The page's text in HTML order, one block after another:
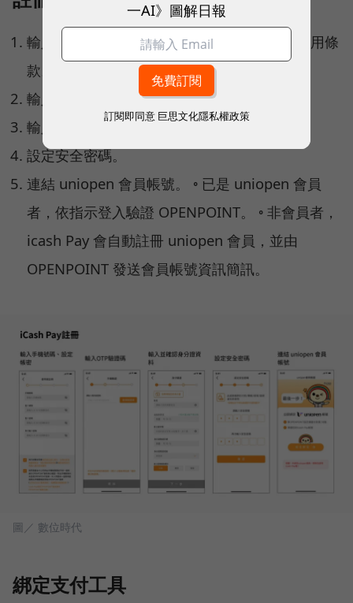
輸入手機號碼，設定帳號及密碼，勾選服務使用條
款。
輸入 OTP 驗證碼（系統自動發送至手機）。
輸入並確認身分證資料。
設定安全密碼。
連結 uniopen 會員帳號。 ◦ 已是 uniopen 會員
者，依指示登入驗證 OPENPOINT。 ◦ 非會員者，
icash Pay 會自動註冊 uniopen 會員，並由
OPENPOINT 發送會員帳號資訊簡訊。
圖／ 數位時代
綁定支付工具
一AI》圖解日報
訂閱即同意 巨思文化隱私權政策